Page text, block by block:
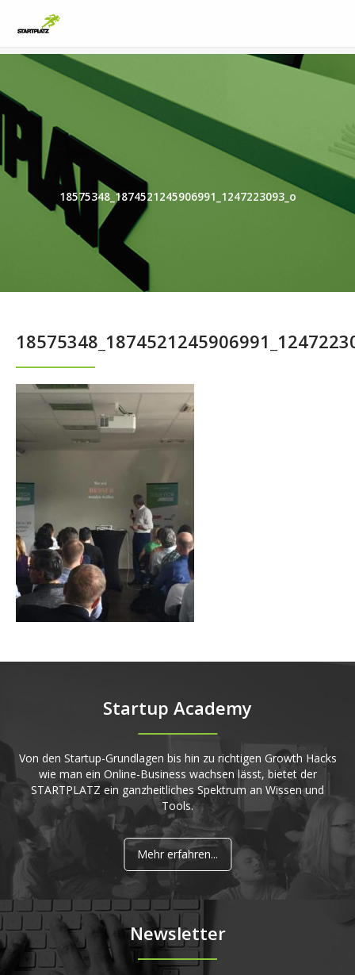
18575348_1874521245906991_1247223093_o
Startup Academy
Von den Startup-Grundlagen bis hin zu richtigen Growth Hacks
wie man ein Online-Business wachsen lässt, bietet der
STARTPLATZ ein ganzheitliches Spektrum an Wissen und
Tools.
Mehr erfahren...
Newsletter